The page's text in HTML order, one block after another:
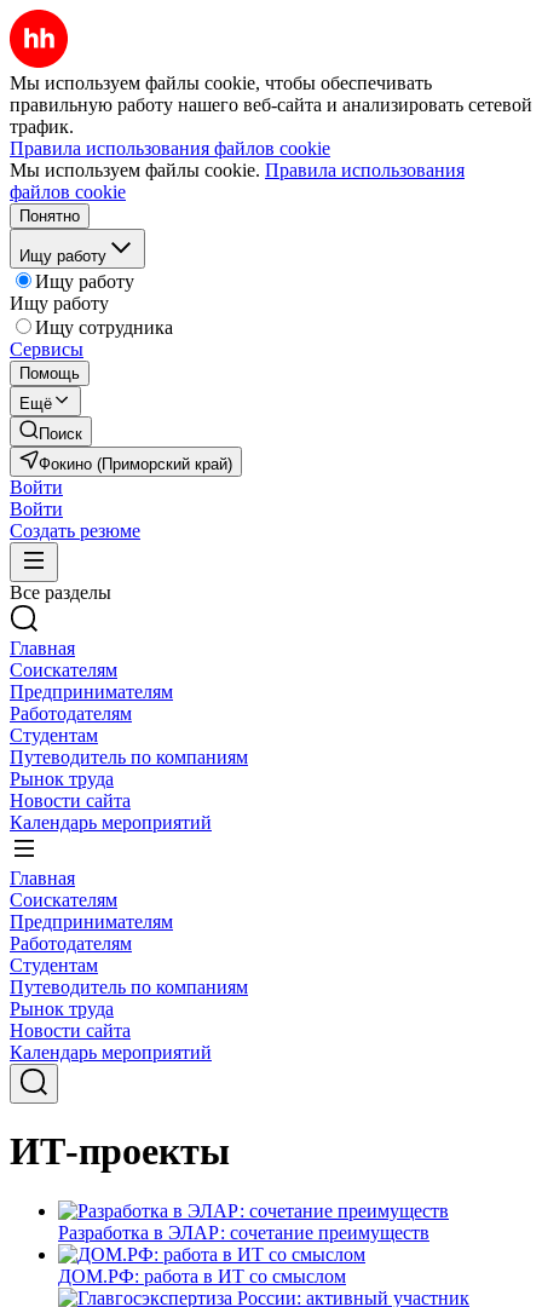
Мы используем файлы cookie, чтобы обеспечивать
правильную работу нашего веб-сайта и анализировать сетевой
трафик.
Правила использования файлов cookie
Мы используем файлы cookie. Правила использования
файлов cookie
Понятно
Ищу работу
Ищу работу
Ищу работу
Ищу сотрудника
Сервисы
Помощь
Ещё
Поиск
Фокино (Приморский край)
Войти
Войти
Создать резюме
Все разделы
Главная
Соискателям
Предпринимателям
Работодателям
Студентам
Путеводитель по компаниям
Рынок труда
Новости сайта
Календарь мероприятий
Главная
Соискателям
Предпринимателям
Работодателям
Студентам
Путеводитель по компаниям
Рынок труда
Новости сайта
Календарь мероприятий
ИТ-проекты
Разработка в ЭЛАР: сочетание преимуществ
ДОМ.РФ: работа в ИТ со смыслом